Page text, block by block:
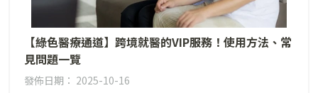
【綠色醫療通道】跨境就醫的VIP服務！使用方法、常
見問題一覽
發佈日期： 2025-10-16